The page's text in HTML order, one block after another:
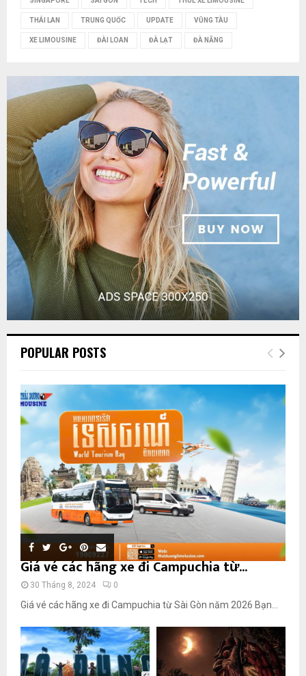
THÁI LAN TRUNG QUỐC UPDATE VŨNG TÀU
XE LIMOUSINE ĐÀI LOAN ĐÀ LẠT ĐÀ NẴNG
POPULAR POSTS
Giá vé các hãng xe đi Campuchia từ...
30 Tháng 8, 2024 0
Giá vé các hãng xe đi Campuchia từ Sài Gòn năm 2026 Bạn...